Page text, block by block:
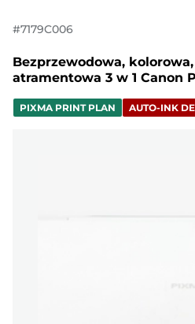
#7179C006
Bezprzewodowa,
atramentowa 3 w 1 Canon
PIXMA PRINT PLAN AUTO-INK